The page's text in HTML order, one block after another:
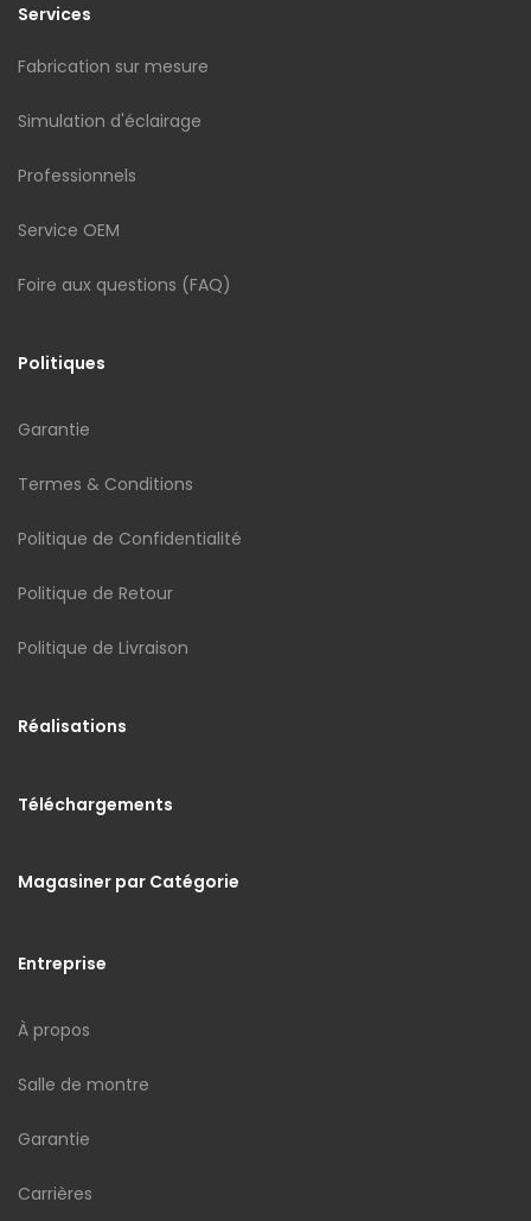
Services
Fabrication sur mesure
Simulation d'éclairage
Professionnels
Service OEM
Foire aux questions (FAQ)
Politiques
Garantie
Termes & Conditions
Politique de Confidentialité
Politique de Retour
Politique de Livraison
Réalisations
Téléchargements
Magasiner par Catégorie
Entreprise
À propos
Salle de montre
Garantie
Carrières